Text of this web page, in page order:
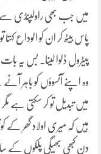
میں جب بھی راولپنڈی
پاس بیٹھ کر ان کو الوداع
پیٹرول ڈلوا لینا۔ بس یہ
وہ اپنے آنسوؤں کو باہر آنے
میں تبدیل تو کر سکتی ہے
ہیں کہ میری اولاد گھر کے
دن کبھی بھیگی پلکوں کے